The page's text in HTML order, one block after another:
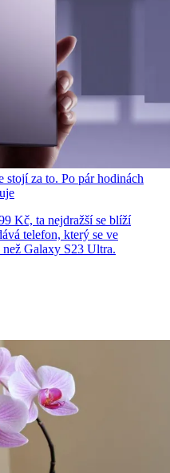
za to. Po pár hodinách
Kč, ta nejdražší se blíží
telefon, který se ve
než Galaxy S23 Ultra.